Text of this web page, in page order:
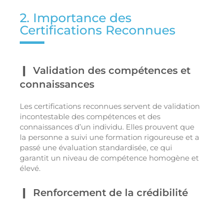
2. Importance des
Certifications Reconnues
Validation des compétences et
connaissances
Les certifications reconnues servent de validation
incontestable des compétences et des
connaissances d’un individu. Elles prouvent que
la personne a suivi une formation rigoureuse et a
passé une évaluation standardisée, ce qui
garantit un niveau de compétence homogène et
élevé.
Renforcement de la crédibilité